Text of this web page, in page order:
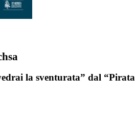
la sventurata” dal